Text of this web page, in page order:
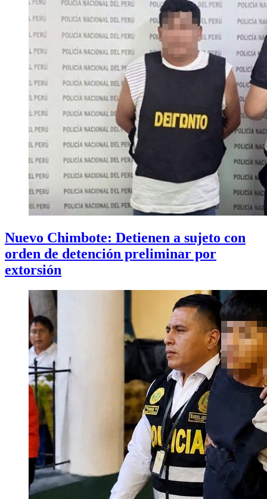
Nuevo Chimbote: Detienen a sujeto con
orden de detención preliminar por
extorsión